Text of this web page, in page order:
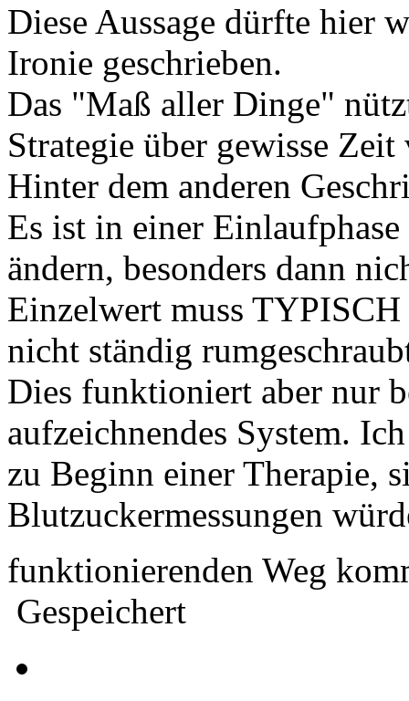
Diese Aussage dürfte hier
Ironie geschrieben.
Das "Maß aller Dinge"
Strategie über gewisse
Hinter dem anderen
Es ist in einer
ändern, besonders dann
Einzelwert muss TYPISCH
nicht ständig
Dies funktioniert aber nur
aufzeichnendes System.
zu Beginn einer Therapie,
Blutzuckermessungen
funktionierenden Weg
Gespeichert